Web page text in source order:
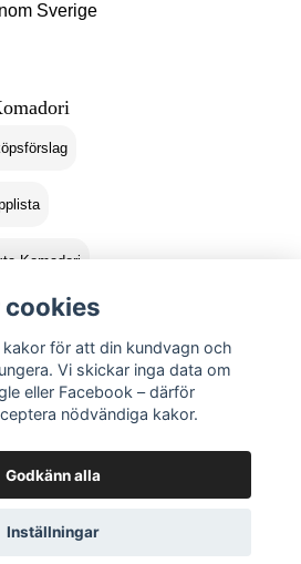
Sverige
Komadori
cookies
kakor för att din kundvagn och
Vi skickar inga data om
eller Facebook – därför
nödvändiga kakor.
Godkänn alla
Inställningar